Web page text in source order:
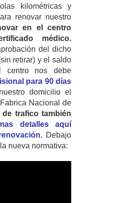
kilométricas y
renovar nuestro
en el centro
médico.
del dicho
retirar) y el saldo
centro nos debe
para 90 días
domicilio el
Nacional de
de trafico también
detalles aquí
Debajo
nueva normativa: